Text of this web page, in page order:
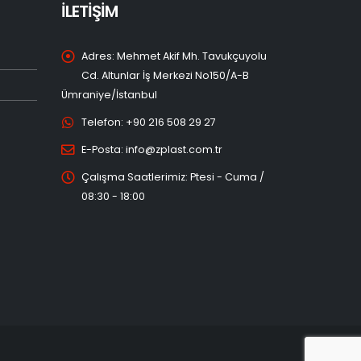
İLETİŞİM
Adres: Mehmet Akif Mh. Tavukçuyolu
Cd. Altunlar İş Merkezi No150/A-B
Çalışma Saatlerimiz: